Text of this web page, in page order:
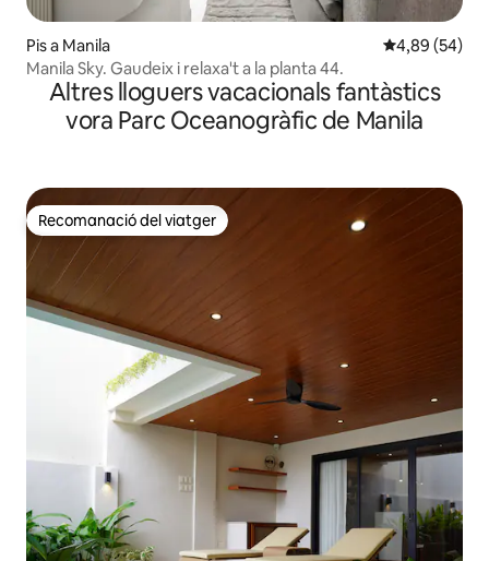
Pis a Manila 4,89 de
4,89 (54)
Manila Sky. Gaudeix i relaxa't a la planta 44.
Altres lloguers vacacionals fantàstics
vora Parc Oceanogràfic de Manila
Recomanació del viatger
Recomanació del viatger